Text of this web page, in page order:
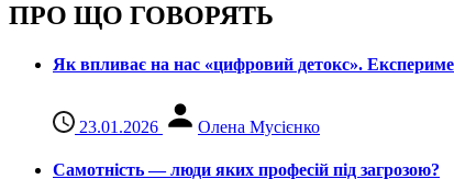
ПРО ЩО ГОВОРЯТЬ
Як впливає на нас «цифровий детокс».
23.01.2026 Олена Мусієнко
Самотність — люди яких професій під загрозою?